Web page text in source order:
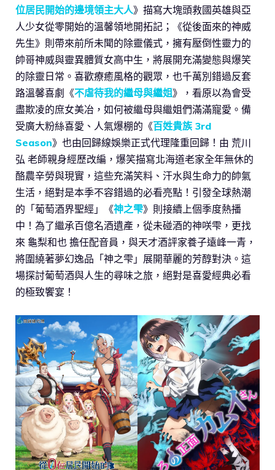
位居民開始的邊境領主大人》描寫大塊頭救國英雄與亞
人少女從零開始的溫馨領地開拓記；《從後面來的神威
先生》則帶來前所未聞的除靈儀式，擁有壓倒性靈力的
帥哥神威與靈異體質女高中生，將展開充滿變態與爆笑
的除靈日常。喜歡療癒風格的觀眾，也千萬別錯過反套
路溫馨喜劇《不虐待我的繼母與繼姐》，看原以為會受
盡欺凌的庶女美冶，如何被繼母與繼姐們滿滿寵愛。備
受廣大粉絲喜愛、人氣爆棚的《百姓貴族 3rd
Season》也由回歸線娛樂正式代理隆重回歸！由 荒川
弘 老師親身經歷改編，爆笑描寫北海道老家全年無休的
酪農辛勞與現實，這些充滿笑料、汗水與生命力的帥氣
生活，絕對是本季不容錯過的必看亮點！引發全球熱潮
的「葡萄酒界聖經」《神之雫》則接續上個季度熱播
中！為了繼承百億名酒遺產，從未碰酒的神咲雫，更找
來 龜梨和也 擔任配音員，與天才酒評家養子遠峰一青，
將圍繞著夢幻逸品「神之雫」展開華麗的芳醇對決。這
場探討葡萄酒與人生的尋味之旅，絕對是喜愛經典必看
的極致饗宴！